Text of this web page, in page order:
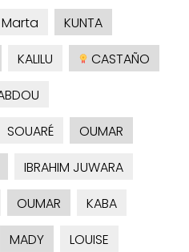
Marta
KUNTA
KALILU
CASTAÑO
SOUARÉ
OUMAR
IBRAHIM JUWARA
OUMAR
KABA
MADY
LOUISE